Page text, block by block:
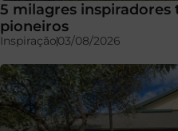
5 milagres
pioneiros
Inspiração03/08/2026